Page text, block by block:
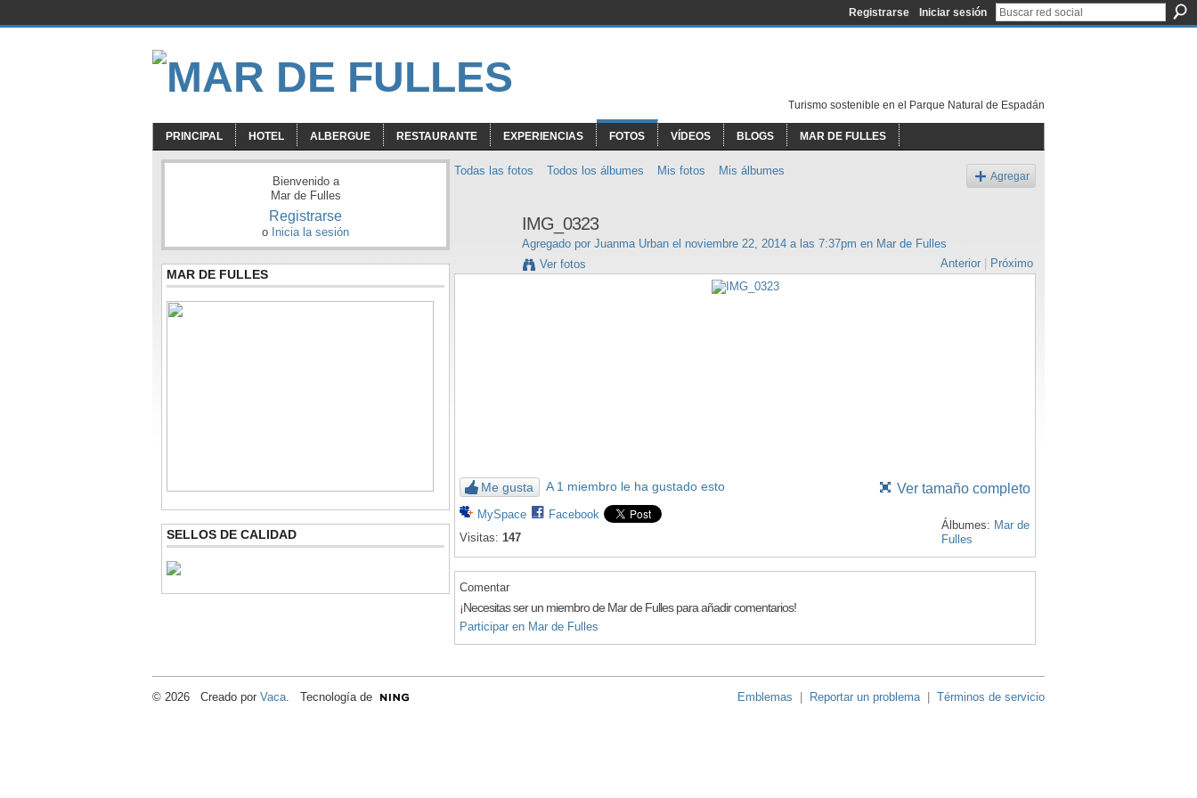
Registrarse Iniciar sesión
Turismo sostenible en el Parque Natural de Espadán
PRINCIPAL HOTEL ALBERGUE RESTAURANTE EXPERIENCIAS FOTOS VÍDEOS BLOGS MAR DE FULLES
Bienvenido a
Mar de Fulles
Registrarse
o Inicia la sesión
MAR DE FULLES
SELLOS DE CALIDAD
Todas las fotos Todos los álbumes Mis fotos Mis álbumes Agregar
IMG_0323
Agregado por Juanma Urban el noviembre 22, 2014 a las 7:37pm en Mar de Fulles
Ver fotos
Anterior Próximo
Me gusta A 1 miembro le ha gustado esto
MySpace
Facebook
Visitas: 147
Ver tamaño completo
Álbumes: Mar de
Fulles
Comentar
¡Necesitas ser un miembro de Mar de Fulles para añadir comentarios!
Participar en Mar de Fulles
© 2026 Creado por Vaca . Tecnología de Emblemas | Reportar un problema | Términos de servicio